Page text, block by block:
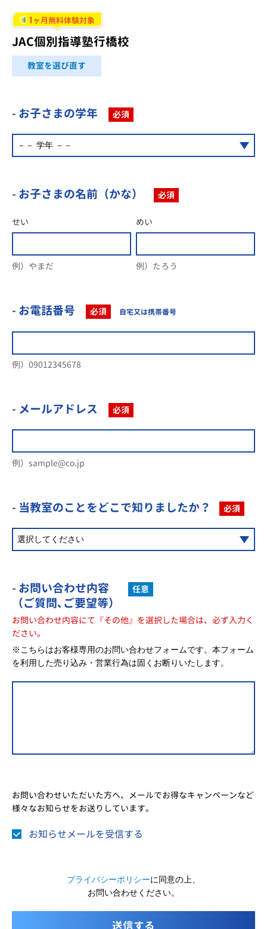
1ヶ月無料体験対象
JAC個別指導塾行橋校
教室を選び直す
- お子さまの学年 必須
- お子さまの名前（かな） 必須
せい
例）やまだ
めい
例）たろう
- お電話番号 必須 自宅又は携帯番号
例）09012345678
- メールアドレス 必須
例）sample@co.jp
- 当教室のことをどこで知りましたか？ 必須
- お問い合わせ内容
（ご質問､ご要望等）
任意
お問い合わせ内容にて『その他』を選択した場合は、必ず入力く
ださい。
※こちらはお客様専用のお問い合わせフォームです。本フォーム
を利用した売り込み・営業行為は固くお断りいたします。
お問い合わせいただいた方へ、メールでお得なキャンペーンなど
様々なお知らせをお送りしています。
お知らせメールを受信する
プライバシーポリシーに同意の上、
お問い合わせください。